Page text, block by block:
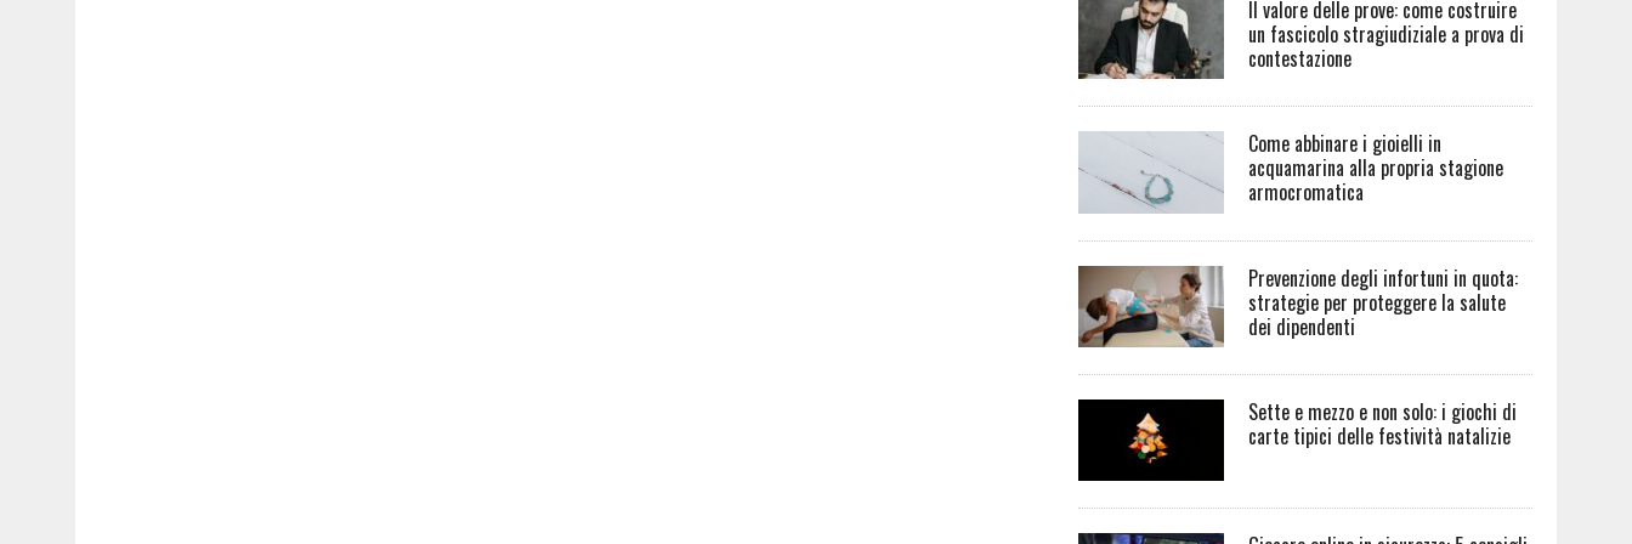
Il valore delle prove: come costruire
un fascicolo stragiudiziale a prova di
contestazione
Come abbinare i gioielli in
acquamarina alla propria stagione
armocromatica
Prevenzione degli infortuni in quota:
strategie per proteggere la salute
dei dipendenti
Sette e mezzo e non solo: i giochi di
carte tipici delle festività natalizie